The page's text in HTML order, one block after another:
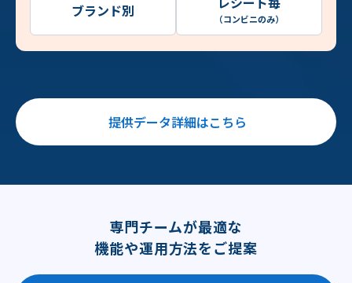
ブランド別 （コンビニのみ）
提供データ詳細はこちら
専門チームが最適な
機能や運用方法をご提案